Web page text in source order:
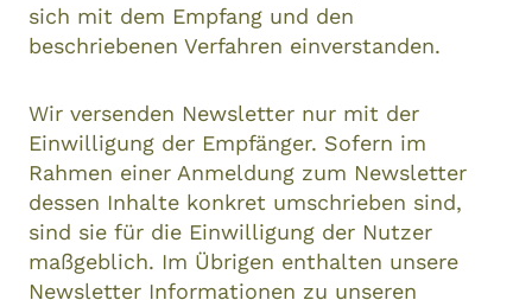
sich mit dem Empfang und den
beschriebenen Verfahren einverstanden.
Wir versenden Newsletter nur mit der
Einwilligung der Empfänger. Sofern im
Rahmen einer Anmeldung zum Newsletter
dessen Inhalte konkret umschrieben sind,
sind sie für die Einwilligung der Nutzer
maßgeblich. Im Übrigen enthalten unsere
Newsletter Informationen zu unseren